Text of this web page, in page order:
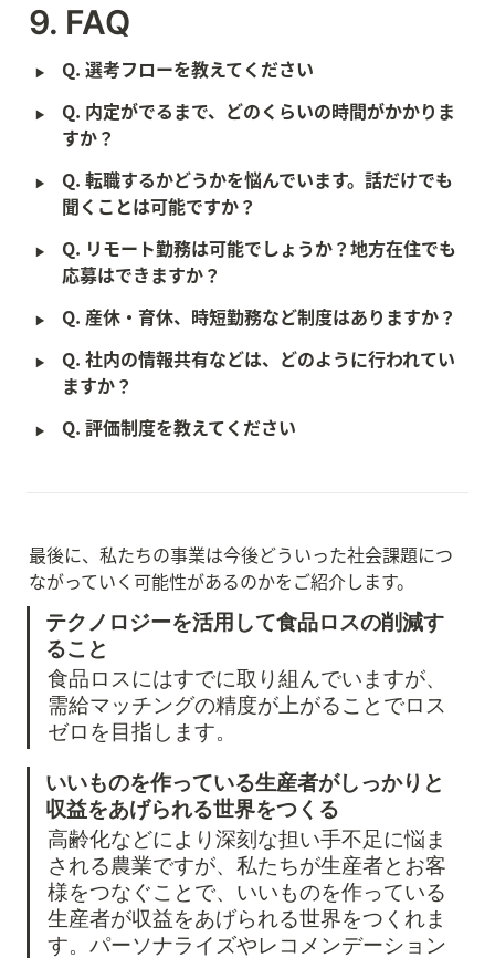
9. FAQ
‣ Q. 選考フローを教えてください
‣
Q. 内定がでるまで、どのくらいの時間がかかりま
すか？
‣
Q. 転職するかどうかを悩んでいます。話だけでも
聞くことは可能ですか？
‣
Q. リモート勤務は可能でしょうか？地方在住でも
応募はできますか？
‣ Q. 産休・育休、時短勤務など制度はありますか？
‣
Q. 社内の情報共有などは、どのように行われてい
ますか？
‣ Q. 評価制度を教えてください
最後に、私たちの事業は今後どういった社会課題につ
ながっていく可能性があるのかをご紹介します。
テクノロジーを活用して食品ロスの削減す
ること
食品ロスにはすでに取り組んでいますが、
需給マッチングの精度が上がることでロス
ゼロを目指します。
いいものを作っている生産者がしっかりと
収益をあげられる世界をつくる
高齢化などにより深刻な担い手不足に悩ま
される農業ですが、私たちが生産者とお客
様をつなぐことで、いいものを作っている
生産者が収益をあげられる世界をつくれま
す。パーソナライズやレコメンデーション